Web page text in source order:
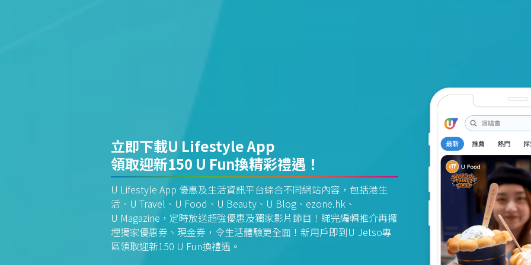
立即下載U Lifestyle App
領取迎新150 U Fun換精彩禮遇！
U Lifestyle App 優惠及生活資訊平台綜合不同網站內容，包括港生
活、U Travel、U Food、U Beauty、U Blog、ezone.hk、
U Magazine，定時放送超強優惠及獨家影片節目！睇完編輯推介再攞
埋獨家優惠券、現金券，令生活體驗更全面！新用戶即到U Jetso專
區領取迎新150 U Fun換禮遇。